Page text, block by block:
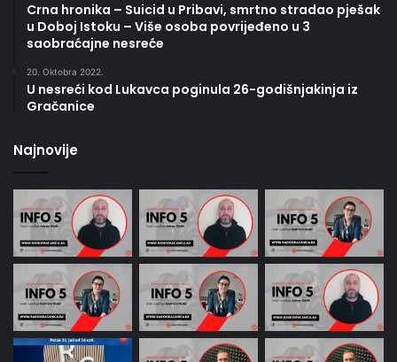
Crna hronika – Suicid u Pribavi, smrtno stradao pješak
u Doboj Istoku – Više osoba povrijeđeno u 3
saobraćajne nesreće
20. Oktobra 2022.
U nesreći kod Lukavca poginula 26-godišnjakinja iz
Gračanice
Najnovije